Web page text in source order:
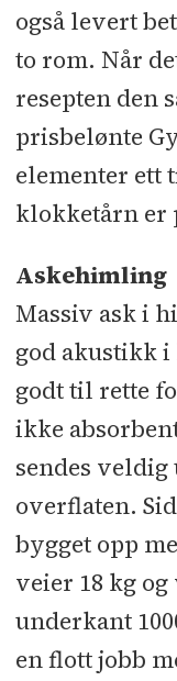
også levert
to rom. Når
resepten den
prisbelønte
elementer ett
klokketårn er
Askehimling
Massiv ask i
god akustikk
godt til rette
ikke
sendes
overflaten.
bygget opp
veier 18 kg
underkant
en flott jobb